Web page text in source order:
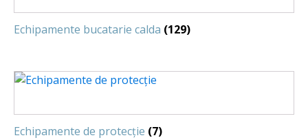
Echipamente bucatarie calda (129)
Echipamente de protecție (7)